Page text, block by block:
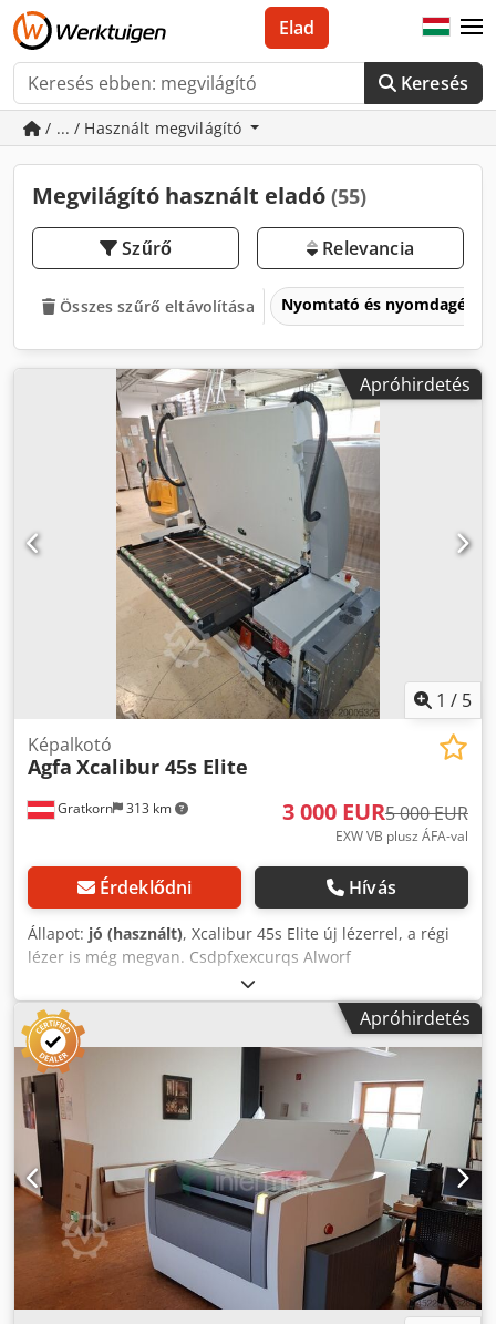
Keresés
Elad
/ ... / Használt megvilágító
Megvilágító használt eladó (55)
Szűrő Relevancia
Összes szűrő eltávolítása Nyomtató és
Apróhirdetés
1 / 5
Gratkorn 313 km
Képalkotó
Agfa Xcalibur 45s Elite
3 000 EUR5 000 EUR
EXW VB plusz ÁFA-val
Érdeklődni Hívás
Állapot: jó (használt), Xcalibur 45s Elite új lézerrel, a régi
lézer is még megvan. Csdpfxexcurqs Alworf
Apróhirdetés